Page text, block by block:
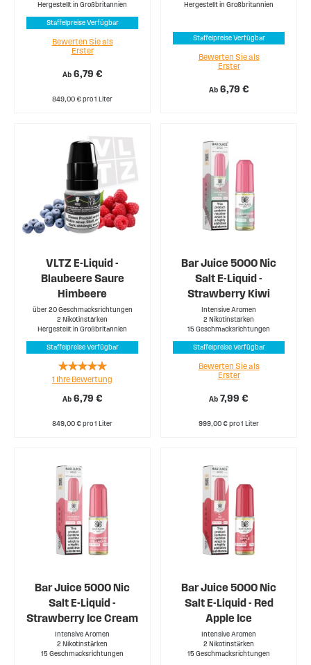
Hergestellt in Großbritannien
Staffelpreise Verfügbar
Ab 6,79 €
Bewerten Sie als
Erster
849,00 € pro 1 Liter
Hergestellt in Großbritannien
Staffelpreise Verfügbar
Ab 6,79 €
Bewerten Sie als
Erster
VLTZ E-Liquid -
Blaubeere Saure
Himbeere
über 20 Geschmacksrichtungen
2 Nikotinstärken
Hergestellt in Großbritannien
Staffelpreise Verfügbar
Ab 6,79 €
Rating:
100%
1 Ihre Bewertung
849,00 € pro 1 Liter
Bar Juice 5000 Nic
Salt E-Liquid -
Strawberry Kiwi
Intensive Aromen
2 Nikotinstärken
15 Geschmacksrichtungen
Staffelpreise Verfügbar
Ab 7,99 €
Bewerten Sie als
Erster
999,00 € pro 1 Liter
Bar Juice 5000 Nic
Salt E-Liquid -
Strawberry Ice Cream
Intensive Aromen
2 Nikotinstärken
15 Geschmacksrichtungen
Bar Juice 5000 Nic
Salt E-Liquid - Red
Apple Ice
Intensive Aromen
2 Nikotinstärken
15 Geschmacksrichtungen